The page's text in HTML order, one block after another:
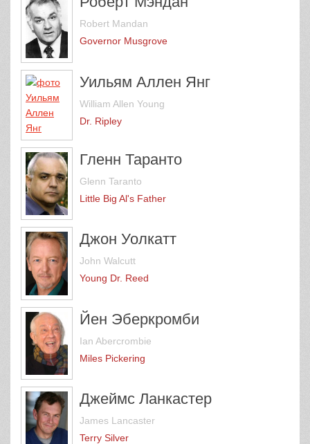
Robert Mandan
Governor Musgrove
Уильям Аллен Янг
William Allen Young
Dr. Ripley
Гленн Таранто
Glenn Taranto
Little Big Al's Father
Джон Уолкатт
John Walcutt
Young Dr. Reed
Йен Эберкромби
Ian Abercrombie
Miles Pickering
Джеймс Ланкастер
James Lancaster
Terry Silver